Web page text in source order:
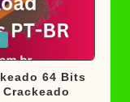
64 Bits